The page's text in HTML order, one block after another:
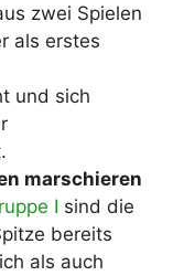
zwei Spielen
als erstes
und sich
marschieren
I sind die
bereits
als auch